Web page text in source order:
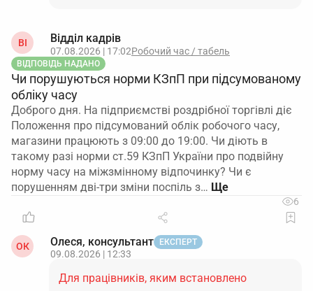
ВІ Відділ кадрів
07.08.2026 | 17:02Робочий час / табель
ВІДПОВІДЬ НАДАНО
Чи порушуються норми КЗпП при підсумованому
обліку часу
Доброго дня. На підприємстві роздрібної торгівлі діє
Положення про підсумований облік робочого часу,
магазини працюють з 09:00 до 19:00. Чи діють в
такому разі норми ст.59 КЗпП України про подвійну
норму часу на міжзмінному відпочинку? Чи є
порушенням дві-три зміни поспіль з…
6
ОК Олеся, консультант ЕКСПЕРТ
09.08.2026 | 12:33
Для працівників, яким встановлено